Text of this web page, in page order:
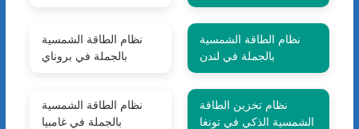
نظام الطاقة الشمسية
بالجملة في بروناي
نظام الطاقة الشمسية
بالجملة في لندن
نظام الطاقة الشمسية
بالجملة في غامبيا
نظام تخزين الطاقة
الشمسية الذكي في تونغا